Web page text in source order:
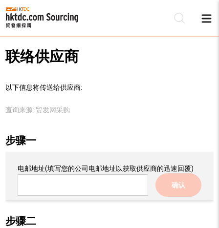
联络供应商
以下信息将传送给供应商:
查询来源: 贸发网采购
步骤一
电邮地址(填写您的公司电邮地址以获取供应商的迅速回覆)
确认
步骤二